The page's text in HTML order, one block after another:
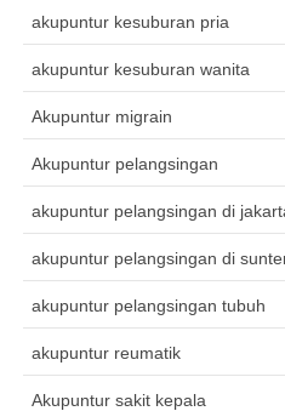
akupuntur kesuburan pria
akupuntur kesuburan wanita
Akupuntur migrain
Akupuntur pelangsingan
akupuntur pelangsingan di
akupuntur pelangsingan di
akupuntur pelangsingan tubuh
akupuntur reumatik
Akupuntur sakit kepala